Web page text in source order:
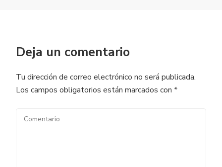
Deja un comentario
Tu dirección de correo electrónico no será publicada.
Los campos obligatorios están marcados con *